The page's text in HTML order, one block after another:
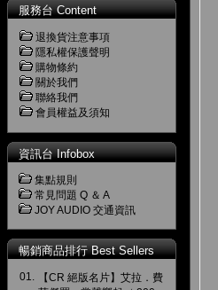
服務台 Content
退換貨注意事項
隱私權保護聲明
購物條約
關於我們
聯絡我們
會員權益及須知
資訊台 Infobox
集點規則
常見問題 Q ＆ A
JOY AUDIO 交通資訊
暢銷商品排行 Best Sellers
01.
【CR 絕版名片】艾拉．費